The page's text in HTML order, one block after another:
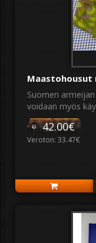
Suomen
voidaan myös
42.00€
Veroton: 33.47€